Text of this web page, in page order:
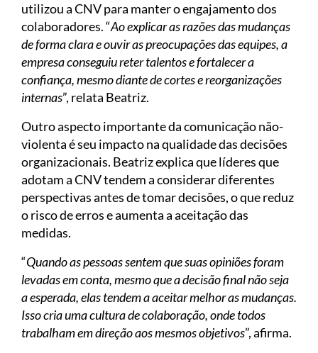
utilizou a CNV para manter o engajamento dos
colaboradores. “Ao explicar as razões das mudanças
de forma clara e ouvir as preocupações das equipes, a
empresa conseguiu reter talentos e fortalecer a
confiança, mesmo diante de cortes e reorganizações
internas”, relata Beatriz.
Outro aspecto importante da comunicação não-
violenta é seu impacto na qualidade das decisões
organizacionais. Beatriz explica que líderes que
adotam a CNV tendem a considerar diferentes
perspectivas antes de tomar decisões, o que reduz
o risco de erros e aumenta a aceitação das
medidas.
“Quando as pessoas sentem que suas opiniões foram
levadas em conta, mesmo que a decisão final não seja
a esperada, elas tendem a aceitar melhor as mudanças.
Isso cria uma cultura de colaboração, onde todos
trabalham em direção aos mesmos objetivos”, afirma.